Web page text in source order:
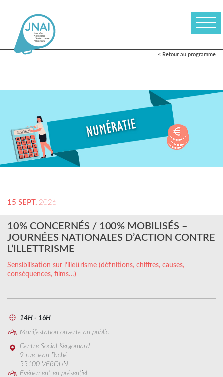
< Retour au programme
15 SEPT. 2026
10% CONCERNÉS / 100% MOBILISÉS –
JOURNÉES NATIONALES D’ACTION CONTRE
L’ILLETTRISME
Sensibilisation sur l’illettrisme (définitions, chiffres, causes,
conséquences, films…)
14H - 16H
Manifestation ouverte au public
Centre Social Kergomard
9 rue Jean Paché
55100 VERDUN
Evénement en présentiel